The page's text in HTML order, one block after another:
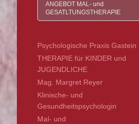
ANGEBOT MAL- und
GESATLTUNGSTHERAPIE
Psychologische Praxis Gastein
THERAPIE für KINDER und
JUGENDLICHE
Mag. Margret Reyer
Klinische- und
Gesundheitspsychologin
Mal- und